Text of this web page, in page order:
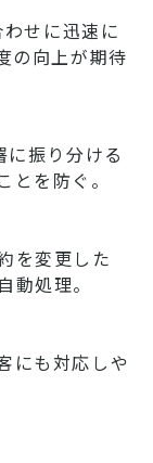
せに迅速に
の向上が期待
振り分ける
を防ぐ。
を変更した
処理。
にも対応しや